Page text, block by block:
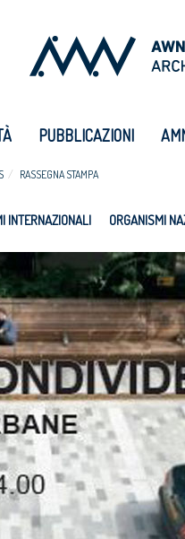
PUBBLICAZIONI
RASSEGNA STAMPA
INTERNAZIONALI ORGANISMI